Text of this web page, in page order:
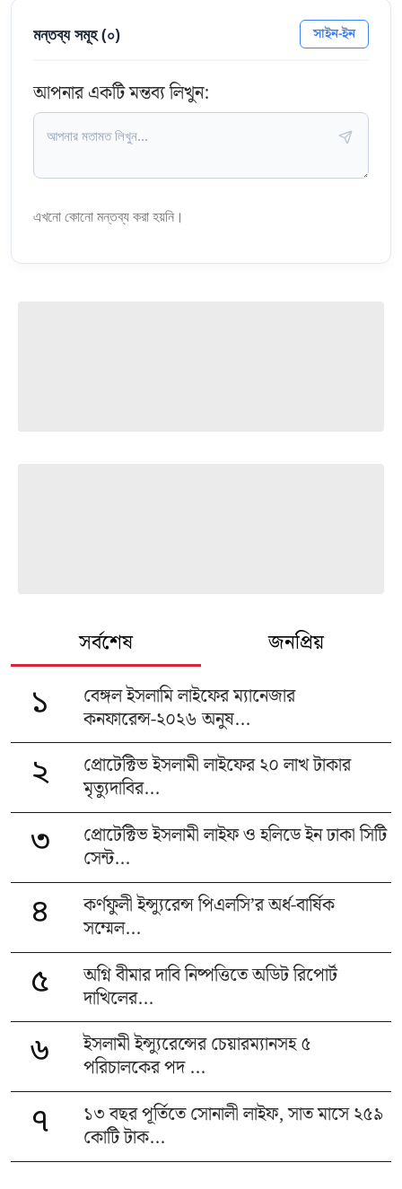
মন্তব্য সমূহ (০) সাইন-ইন
আপনার একটি মন্তব্য লিখুন:
এখনো কোনো মন্তব্য করা হয়নি।
সর্বশেষ জনপ্রিয়
১
বেঙ্গল ইসলামি লাইফের ম্যানেজার
কনফারেন্স-২০২৬ অনুষ...
২
প্রোটেক্টিভ ইসলামী লাইফের ২০ লাখ টাকার
মৃত্যুদাবির...
৩
প্রোটেক্টিভ ইসলামী লাইফ ও হলিডে ইন ঢাকা সিটি
সেন্ট...
৪
কর্ণফুলী ইন্স্যুরেন্স পিএলসি’র অর্ধ-বার্ষিক
সম্মেল...
৫
অগ্নি বীমার দাবি নিষ্পত্তিতে অডিট রিপোর্ট
দাখিলের...
৬
ইসলামী ইন্স্যুরেন্সের চেয়ারম্যানসহ ৫
পরিচালকের পদ ...
৭
১৩ বছর পূর্তিতে সোনালী লাইফ, সাত মাসে ২৫৯
কোটি টাক...